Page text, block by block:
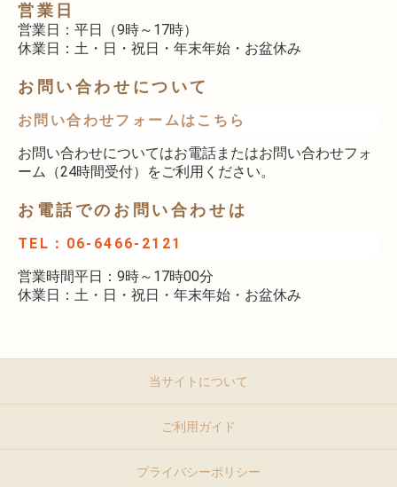
営業日
営業日：平日（9時～17時）
休業日：土・日・祝日・年末年始・お盆休み
お問い合わせについて
お問い合わせフォームはこちら
お問い合わせについてはお電話またはお問い合わせフォ
ーム（24時間受付）をご利用ください。
お電話でのお問い合わせは
TEL：06-6466-2121
営業時間平日：9時～17時00分
休業日：土・日・祝日・年末年始・お盆休み
当サイトについて
ご利用ガイド
プライバシーポリシー